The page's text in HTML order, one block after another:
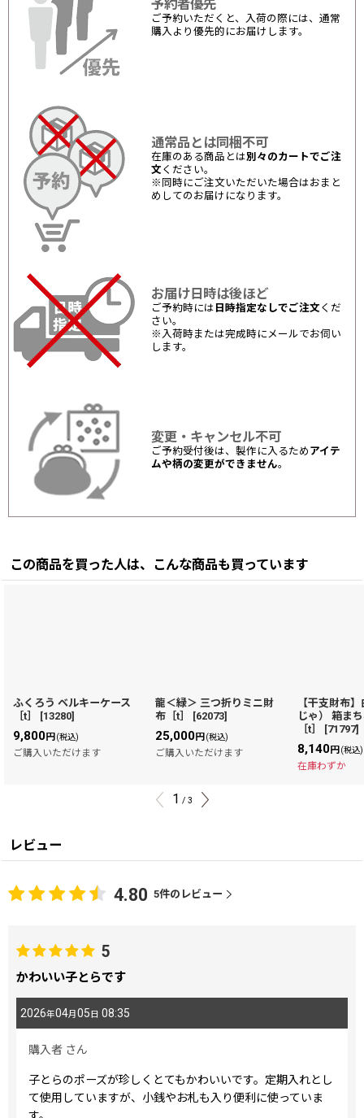
予約者優先
ご予約いただくと、入荷の際には、通常
購入より優先的にお届けします。
通常品とは同梱不可
在庫のある商品とは別々のカートでご注
文 ください。
※同時にご注文いただいた場合はおまと
めしてのお届けになります。
お届け日時は後ほど
ご予約時には 日時指定なしでご注文 くだ
さい。
※入荷時または完成時にメールでお伺い
します。
変更・キャンセル不可
ご予約受付後は、製作に入るため アイテ
ムや柄の変更ができません。
この商品を買った人は、こんな商品も買っています
ふくろう ベルキーケース
［t］
[13280]
9,800円(税込)
ご購入いただけます
龍＜緑＞ 三つ折りミニ財
布［t］
[62073]
25,000円(税込)
ご購入いただけます
【干支財布
じゃ） 箱ま
［t］
[71797]
8,140円(税込)
在庫わずか
1 / 3
レビュー
4.80 5件のレビュー
5
かわいい子とらです
2026年04月05日 08:35
購入者 さん
子とらのポーズが珍しくとてもかわいいです。定期入れとし
て使用していますが、小銭やお札も入り便利に使っていま
す。